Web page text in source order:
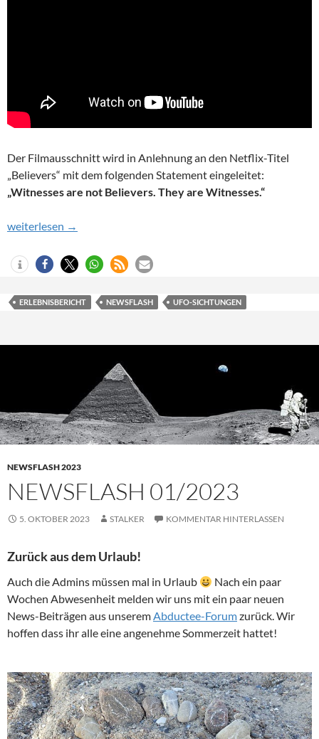
Der Filmausschnitt wird in Anlehnung an den Netflix-Titel
„Believers“ mit dem folgenden Statement eingeleitet:
„Witnesses are not Believers. They are Witnesses.“
Newsflash 02/2023
weiterlesen →
ERLEBNISBERICHT NEWSFLASH UFO-SICHTUNGEN
NEWSFLASH 2023
NEWSFLASH 01/2023
5. OKTOBER 2023 STALKER KOMMENTAR HINTERLASSEN
Zurück aus dem Urlaub!
Auch die Admins müssen mal in Urlaub
Nach ein paar
Wochen Abwesenheit melden wir uns mit ein paar neuen
News-Beiträgen aus unseremAbductee-Forumzurück. Wir
hoffen dass ihr alle eine angenehme Sommerzeit hattet!